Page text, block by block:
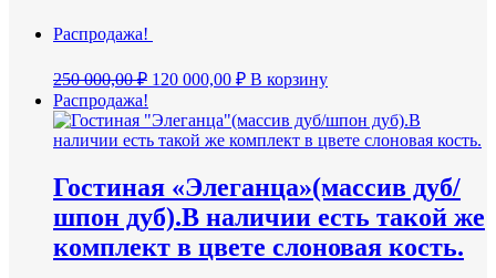
Распродажа!
250 000,00₽ Первоначальная
составляла
250
120 000,00 ₽Текущая
цена:
120
000,00 ₽.
В корзину
Распродажа!
Гостиная «Элеганца»(массив дуб/
шпон дуб).В наличии есть такой же
комплект в цвете слоновая кость.